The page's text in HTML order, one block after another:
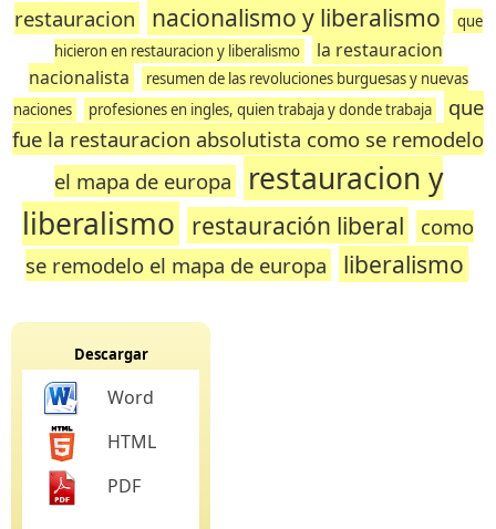
restauracion
nacionalismo y liberalismo
que
hicieron en restauracion y liberalismo
la restauracion
nacionalista
resumen de las revoluciones burguesas y nuevas
naciones
profesiones en ingles, quien trabaja y donde trabaja
que
fue la restauracion absolutista como se remodelo
el mapa de europa
restauracion y
liberalismo restauración liberal
como
se remodelo el mapa de europa
liberalismo
Descargar
Word
HTML
PDF